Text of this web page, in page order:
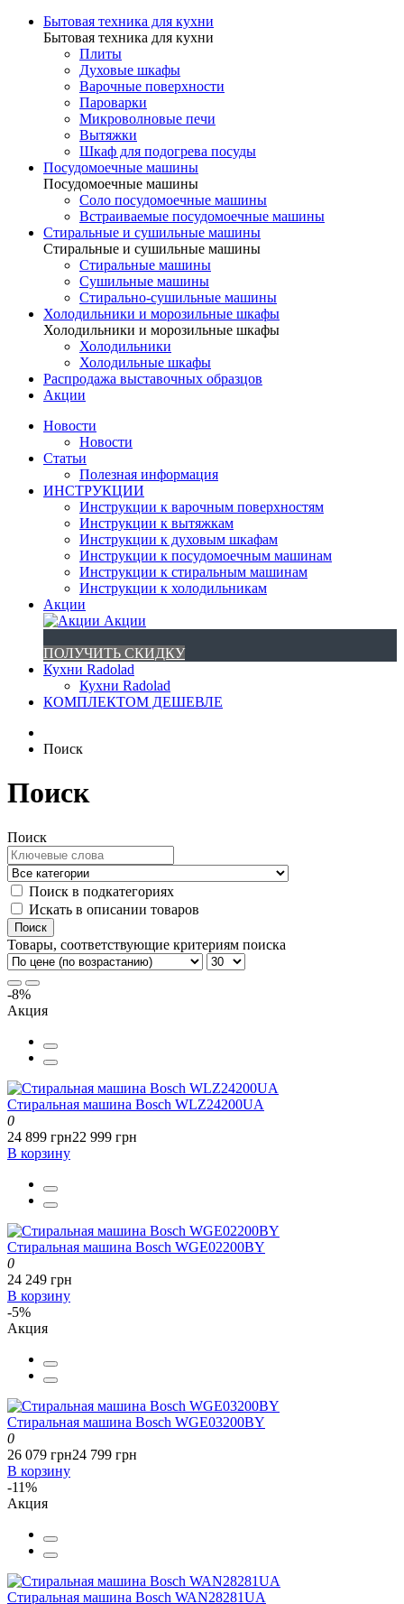
Бытовая техника для кухни
Бытовая техника для кухни
Плиты
Духовые шкафы
Варочные поверхности
Пароварки
Микроволновые печи
Вытяжки
Шкаф для подогрева посуды
Посудомоечные машины
Посудомоечные машины
Соло посудомоечные машины
Встраиваемые посудомоечные машины
Стиральные и сушильные машины
Стиральные и сушильные машины
Стиральные машины
Сушильные машины
Стирально-сушильные машины
Холодильники и морозильные шкафы
Холодильники и морозильные шкафы
Холодильники
Холодильные шкафы
Распродажа выставочных образцов
Акции
Новости
Новости
Статьи
Полезная информация
ИНСТРУКЦИИ
Инструкции к варочным поверхностям
Инструкции к вытяжкам
Инструкции к духовым шкафам
Инструкции к посудомоечным машинам
Инструкции к стиральным машинам
Инструкции к холодильникам
Акции
Акции
ПОЛУЧИТЬ СКИДКУ
Кухни Radolad
Кухни Radolad
КОМПЛЕКТОМ ДЕШЕВЛЕ
Поиск
Поиск
Поиск
Поиск в подкатегориях
Искать в описании товаров
Товары, соответствующие критериям поиска
-8%
Акция
Стиральная машина Bosch WLZ24200UA
0
24 899 грн22 999 грн
В корзину
Стиральная машина Bosch WGE02200BY
0
24 249 грн
В корзину
-5%
Акция
Стиральная машина Bosch WGE03200BY
0
26 079 грн24 799 грн
В корзину
-11%
Акция
Стиральная машина Bosch WAN28281UA